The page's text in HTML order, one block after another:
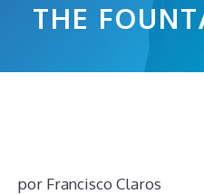
THE
por Francisco Claros